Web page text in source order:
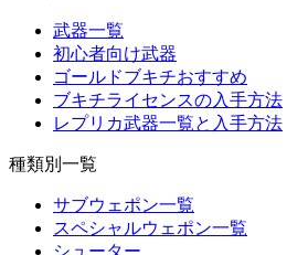
武器一覧
初心者向け武器
ゴールドブキチおすすめ
ブキチライセンスの入手方法
レプリカ武器一覧と入手方法
種類別一覧
サブウェポン一覧
スペシャルウェポン一覧
シューター